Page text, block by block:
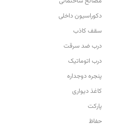
دکوراسیون داخلی
سقف کاذب
درب ضد سرقت
درب اتوماتیک
پنجره دوجداره
کاغذ دیواری
پارکت
حفاظ